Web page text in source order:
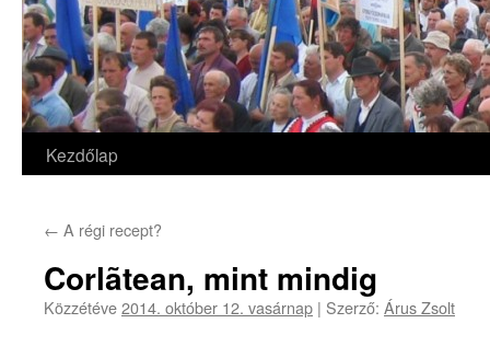
Kilépés
tartalomba
Kezdőlap
← A régi recept?
Corlãtean, mint mindig
Közzétéve2014. október 12. vasárnap | Szerző: Árus Zsolt